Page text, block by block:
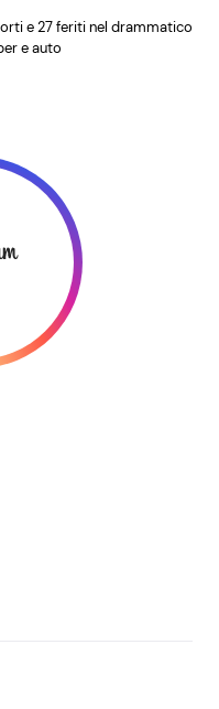
e 27 feriti nel drammatico
e auto